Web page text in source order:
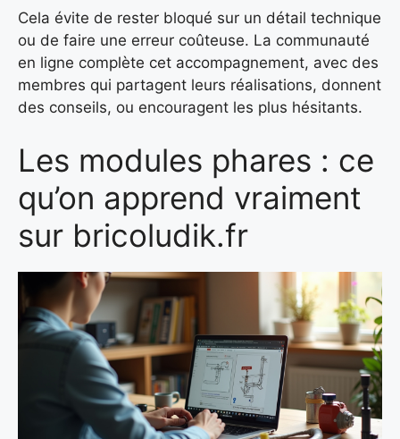
Cela évite de rester bloqué sur un détail technique
ou de faire une erreur coûteuse. La communauté
en ligne complète cet accompagnement, avec des
membres qui partagent leurs réalisations, donnent
des conseils, ou encouragent les plus hésitants.
Les modules phares : ce
qu’on apprend vraiment
sur bricoludik.fr